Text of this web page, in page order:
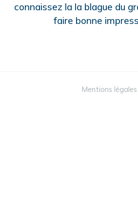
connaissez la la blague du
faire bonne
Mentions légales